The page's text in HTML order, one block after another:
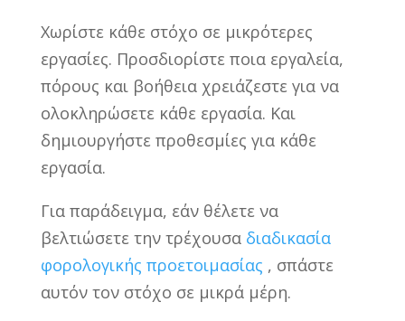
Χωρίστε κάθε στόχο σε μικρότερες
εργασίες. Προσδιορίστε ποια εργαλεία,
πόρους και βοήθεια χρειάζεστε για να
ολοκληρώσετε κάθε εργασία. Και
δημιουργήστε προθεσμίες για κάθε
εργασία.
Για παράδειγμα, εάν θέλετε να
βελτιώσετε την τρέχουσα διαδικασία
φορολογικής προετοιμασίας , σπάστε
αυτόν τον στόχο σε μικρά μέρη.